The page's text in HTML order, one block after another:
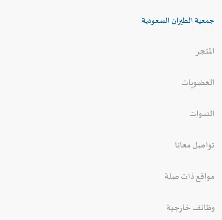
جمعية الطيران السعودية
المتجر
العضويات
الندوات
تواصل معانا
مواقع ذات صلة
وظائف خارجية